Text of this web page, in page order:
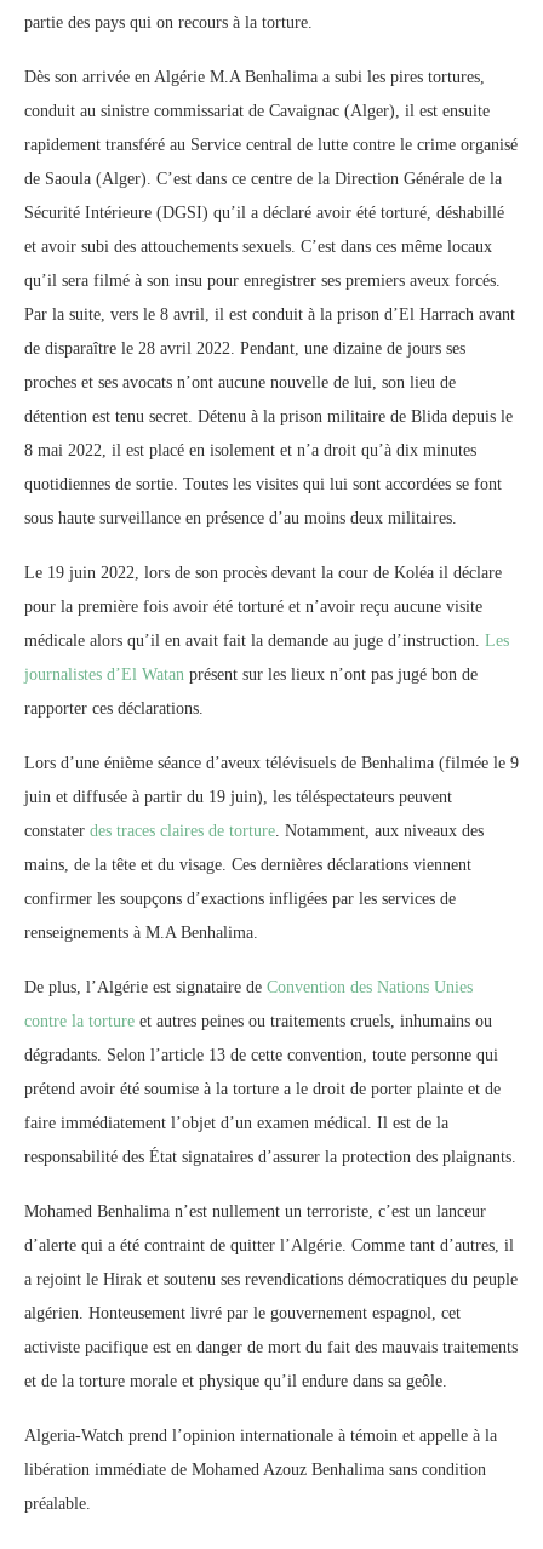
partie des pays qui on recours à la torture.
Dès son arrivée en Algérie M.A Benhalima a subi les pires tortures,
conduit au sinistre commissariat de Cavaignac (Alger), il est ensuite
rapidement transféré au Service central de lutte contre le crime organisé
de Saoula (Alger). C’est dans ce centre de la Direction Générale de la
Sécurité Intérieure (DGSI) qu’il a déclaré avoir été torturé, déshabillé
et avoir subi des attouchements sexuels. C’est dans ces même locaux
qu’il sera filmé à son insu pour enregistrer ses premiers aveux forcés.
Par la suite, vers le 8 avril, il est conduit à la prison d’El Harrach avant
de disparaître le 28 avril 2022. Pendant, une dizaine de jours ses
proches et ses avocats n’ont aucune nouvelle de lui, son lieu de
détention est tenu secret. Détenu à la prison militaire de Blida depuis le
8 mai 2022, il est placé en isolement et n’a droit qu’à dix minutes
quotidiennes de sortie. Toutes les visites qui lui sont accordées se font
sous haute surveillance en présence d’au moins deux militaires.
Le 19 juin 2022, lors de son procès devant la cour de Koléa il déclare
pour la première fois avoir été torturé et n’avoir reçu aucune visite
médicale alors qu’il en avait fait la demande au juge d’instruction. Les
journalistes d’El Watan présent sur les lieux n’ont pas jugé bon de
rapporter ces déclarations.
Lors d’une énième séance d’aveux télévisuels de Benhalima (filmée le 9
juin et diffusée à partir du 19 juin), les téléspectateurs peuvent
constater des traces claires de torture. Notamment, aux niveaux des
mains, de la tête et du visage. Ces dernières déclarations viennent
confirmer les soupçons d’exactions infligées par les services de
renseignements à M.A Benhalima.
De plus, l’Algérie est signataire de Convention des Nations Unies
contre la torture et autres peines ou traitements cruels, inhumains ou
dégradants. Selon l’article 13 de cette convention, toute personne qui
prétend avoir été soumise à la torture a le droit de porter plainte et de
faire immédiatement l’objet d’un examen médical. Il est de la
responsabilité des État signataires d’assurer la protection des plaignants.
Mohamed Benhalima n’est nullement un terroriste, c’est un lanceur
d’alerte qui a été contraint de quitter l’Algérie. Comme tant d’autres, il
a rejoint le Hirak et soutenu ses revendications démocratiques du peuple
algérien. Honteusement livré par le gouvernement espagnol, cet
activiste pacifique est en danger de mort du fait des mauvais traitements
et de la torture morale et physique qu’il endure dans sa geôle.
Algeria-Watch prend l’opinion internationale à témoin et appelle à la
libération immédiate de Mohamed Azouz Benhalima sans condition
préalable.